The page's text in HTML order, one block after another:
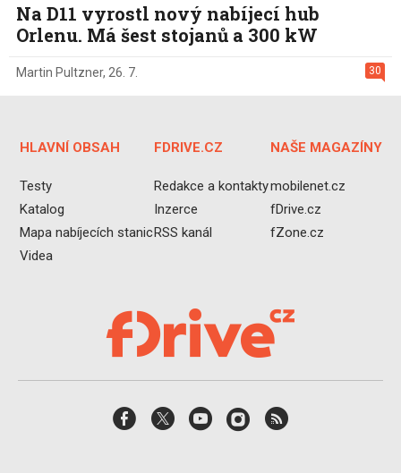
Na D11 vyrostl nový nabíjecí hub
Orlenu. Má šest stojanů a 300 kW
30
Martin Pultzner, 26. 7.
HLAVNÍ OBSAH
Testy
Katalog
Mapa nabíjecích stanic
Videa
FDRIVE.CZ
Redakce a kontakty
Inzerce
RSS kanál
NAŠE MAGAZÍNY
mobilenet.cz
fDrive.cz
fZone.cz